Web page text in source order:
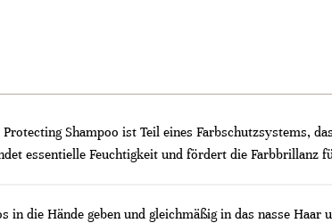
Shampoo ist Teil eines Farbschutzsystems,
essentielle Feuchtigkeit und fördert die Farbbrillanz
in die Hände geben und gleichmäßig in das nasse